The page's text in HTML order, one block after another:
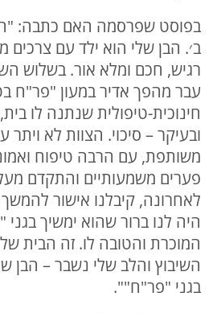
בפוסט שפרסמה האם כתבה:
ב׳. הבן שלי הוא ילד עם צרכים
רגיש, חכם ומלא אור. בשלוש
עבר מהפך אדיר במעון "פר"ח
חינוכית-טיפולית שנתנה לו
ובעיקר – סיכוי. הצוות לא ויתר
משותפת, עם הרבה טיפוח
פערים משמעותיים והתקדם
לאחרונה, קיבלנו אישור להמשך
היה לנו ברור שהוא ימשיך
המוכרת והטובה לו. זה הבית
השיבוץ והלב שלי נשבר – הבן
בגני "פר"ח"".